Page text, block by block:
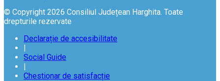
© Copyright 2026 Consiliul Județean Harghita. Toate
drepturile rezervate
Declarație de accesibilitate
|
Social Guide
|
Chestionar de satisfacție